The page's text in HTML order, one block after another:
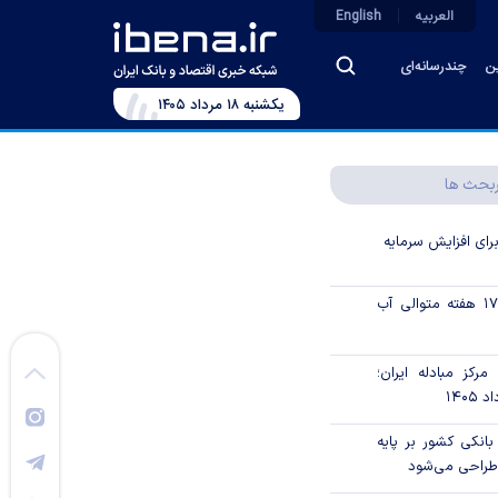
چندرسانه‌ای
العربیه English
يکشنبه ۱۸ مرداد ۱۴۰۵
ها
افزایش سرمایه
ذخایر نفت آمریکا ۱۷ هفته متوالی آب
مبادله ایران؛
کشور بر پایه
طراحی می‌شود